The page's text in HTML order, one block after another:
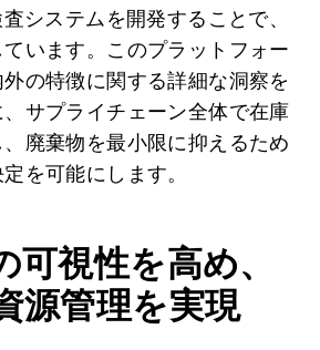
システムを開発することで、
います。このプラットフォー
の特徴に関する詳細な洞察を
サプライチェーン全体で在庫
廃棄物を最小限に抑えるため
を可能にします。
可視性を高め、
源管理を実現